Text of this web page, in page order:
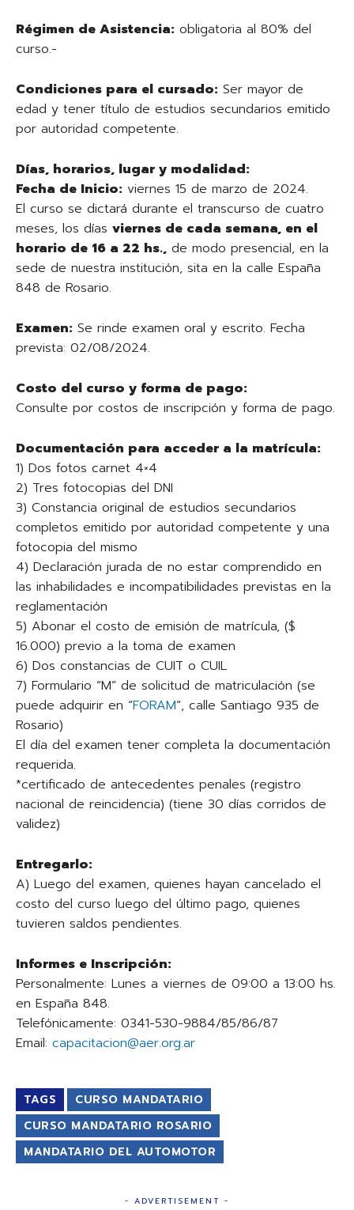
Régimen de Asistencia: obligatoria al 80% del
curso.-
Condiciones para el cursado: Ser mayor de
edad y tener título de estudios secundarios emitido
por autoridad competente.
Días, horarios, lugar y modalidad:
Fecha de Inicio: viernes 15 de marzo de 2024.
El curso se dictará durante el transcurso de cuatro
meses, los días viernes de cada semana, en el
horario de 16 a 22 hs., de modo presencial, en la
sede de nuestra institución, sita en la calle España
848 de Rosario.
Examen: Se rinde examen oral y escrito. Fecha
prevista: 02/08/2024.
Costo del curso y forma de pago:
Consulte por costos de inscripción y forma de pago.
Documentación para acceder a la matrícula:
1) Dos fotos carnet 4×4
2) Tres fotocopias del DNI
3) Constancia original de estudios secundarios
completos emitido por autoridad competente y una
fotocopia del mismo
4) Declaración jurada de no estar comprendido en
las inhabilidades e incompatibilidades previstas en la
reglamentación
5) Abonar el costo de emisión de matrícula, ($
16.000) previo a la toma de examen
6) Dos constancias de CUIT o CUIL
7) Formulario “M” de solicitud de matriculación (se
puede adquirir en “FORAM”, calle Santiago 935 de
Rosario)
El día del examen tener completa la documentación
requerida.
*certificado de antecedentes penales (registro
nacional de reincidencia) (tiene 30 días corridos de
validez)
Entregarlo:
A) Luego del examen, quienes hayan cancelado el
costo del curso luego del último pago, quienes
tuvieren saldos pendientes.
Informes e Inscripción:
Personalmente: Lunes a viernes de 09:00 a 13:00 hs.
en España 848.
Telefónicamente: 0341-530-9884/85/86/87
Email: capacitacion@aer.org.ar
TAGS
CURSO MANDATARIO
CURSO MANDATARIO ROSARIO
MANDATARIO DEL AUTOMOTOR
- ADVERTISEMENT -